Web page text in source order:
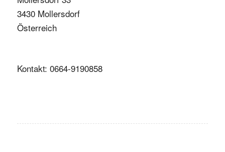
3430 Mollersdorf
Österreich
Kontakt: 0664-9190858